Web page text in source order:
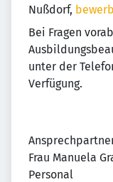
Nußdorf,
Bei Fragen
unter der
Verfügung.
Frau Manuela
Personal